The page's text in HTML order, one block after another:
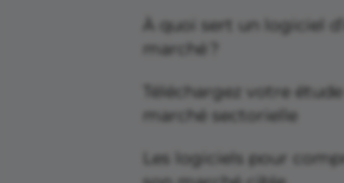
À quoi sert un logiciel
marché ?
Téléchargez votre
marché sectorielle
Les logiciels pour